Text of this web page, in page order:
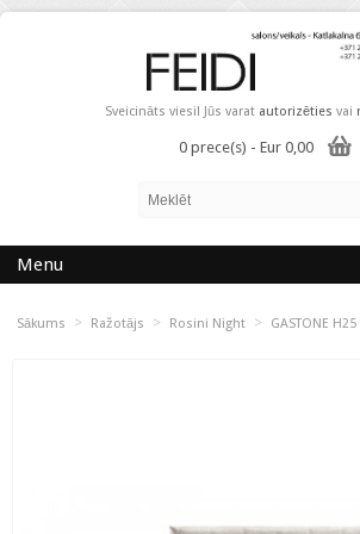
Sveicināts viesi! Jūs varat autorizēties vai
0 prece(s) - Eur 0,00
Menu
Sākums > Ražotājs > Rosini Night > GASTONE